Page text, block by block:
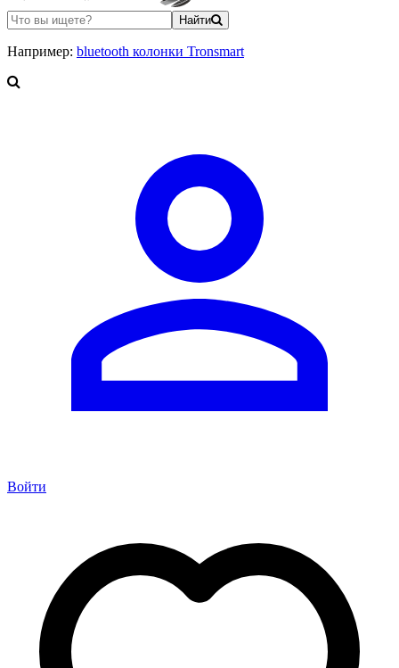
Найти
Например: bluetooth колонки Tronsmart
Войти